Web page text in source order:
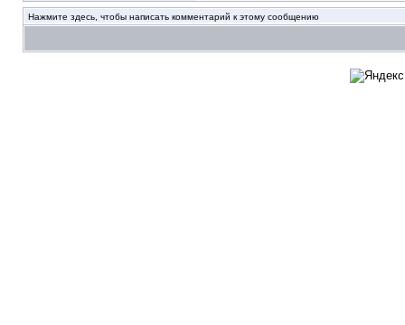
Нажмите здесь, чтобы написать комментарий к этому сообщению